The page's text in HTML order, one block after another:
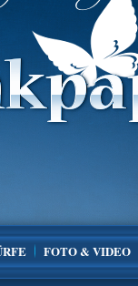
FOTO & VIDEO